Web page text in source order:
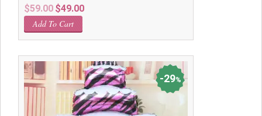
$59.00 Original
price
was:
$49.00Current
Add To Cart
29%